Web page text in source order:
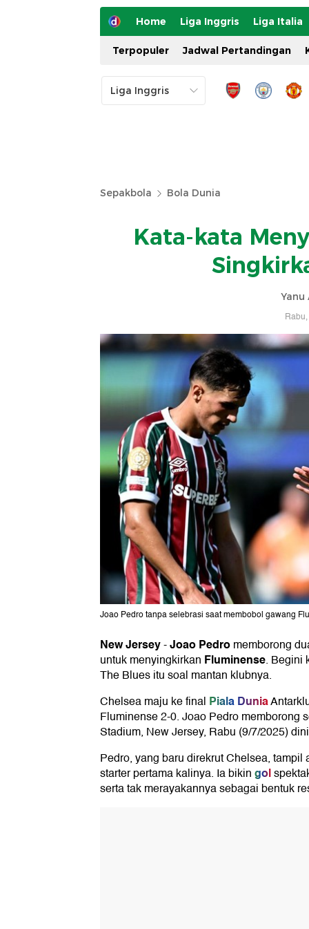
Home Liga Inggris Liga Italia
Terpopuler Jadwal Pertandingan
Sepakbola Bola Dunia
Kata-kata
Yanu
Joao Pedro tanpa selebrasi saat membobol gawang
New Jersey-Joao Pedromemborong
untuk menyingkirkan Fluminense. Begini
The Blues itu soal mantan klubnya.
Chelsea maju ke final Piala Dunia
Fluminense 2-0. Joao Pedro memborong
Stadium, New Jersey, Rabu (9/7/2025)
Pedro, yang baru direkrut Chelsea, tampil
starter pertama kalinya. Ia bikingol
serta tak merayakannya sebagai bentuk